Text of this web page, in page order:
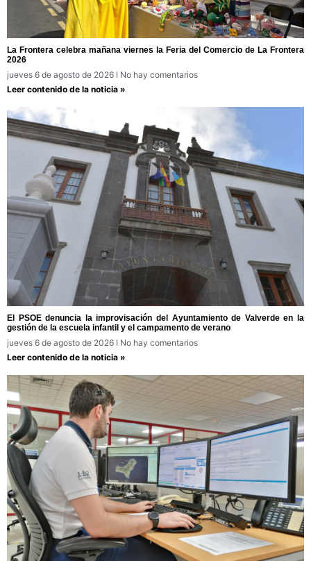
La Frontera celebra mañana viernes la Feria del Comercio de La Frontera
2026
jueves 6 de agosto de 2026
No hay comentarios
Leer contenido de la noticia »
El PSOE denuncia la improvisación del Ayuntamiento de Valverde en la
gestión de la escuela infantil y el campamento de verano
jueves 6 de agosto de 2026
No hay comentarios
Leer contenido de la noticia »